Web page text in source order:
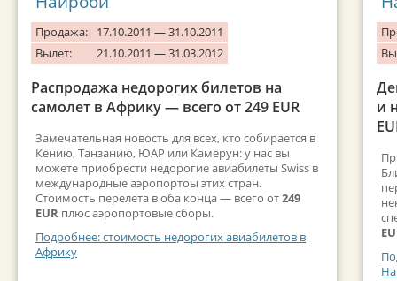
Продажа:
17.10.2011 — 31.10.2011
Вылет:
21.10.2011 — 31.03.2012
Распродажа недорогих билетов на
самолет в Африку — всего от 249 EUR
Замечательная новость для всех, кто собирается в
Кению, Танзанию, ЮАР или Камерун: у нас вы
можете приобрести недорогие авиабилеты Swiss в
международные аэропортоы этих стран.
Стоимость перелета в оба конца — всего от249
EUR плюс аэропортовые сборы.
Подробнее: стоимость недорогих авиабилетов в
Африку
и